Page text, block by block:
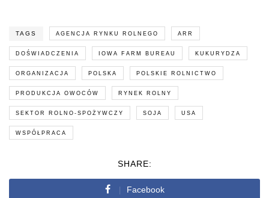
TAGS AGENCJA RYNKU ROLNEGO ARR
DOŚWIADCZENIA IOWA FARM BUREAU KUKURYDZA
ORGANIZACJA POLSKA POLSKIE ROLNICTWO
PRODUKCJA OWOCÓW RYNEK ROLNY
SEKTOR ROLNO-SPOŻYWCZY SOJA USA
WSPÓŁPRACA
SHARE:
Facebook